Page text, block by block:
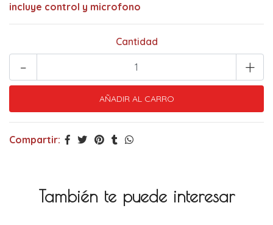
incluye control y microfono
Cantidad
+
-
Compartir:
También te puede interesar